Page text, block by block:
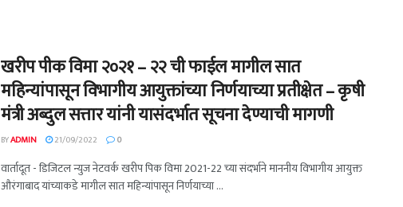
खरीप पीक विमा २०२१ – २२ ची फाईल मागील सात
महिन्यांपासून विभागीय आयुक्तांच्या निर्णयाच्या प्रतीक्षेत – कृषी
मंत्री अब्दुल सत्तार यांनी यासंदर्भात सूचना देण्याची मागणी
BYADMIN 21/09/2022 0
वार्तादूत - डिजिटल न्युज नेटवर्क खरीप पिक विमा 2021-22 च्या संदर्भाने माननीय विभागीय आयुक्त
औरंगाबाद यांच्याकडे मागील सात महिन्यांपासून निर्णयाच्या ...